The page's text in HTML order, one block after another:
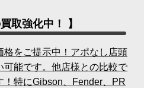
取強化中！ 】
をご提示中！アポなし店頭
能です。他店様との比較で
！特にGibson、Fender、PR